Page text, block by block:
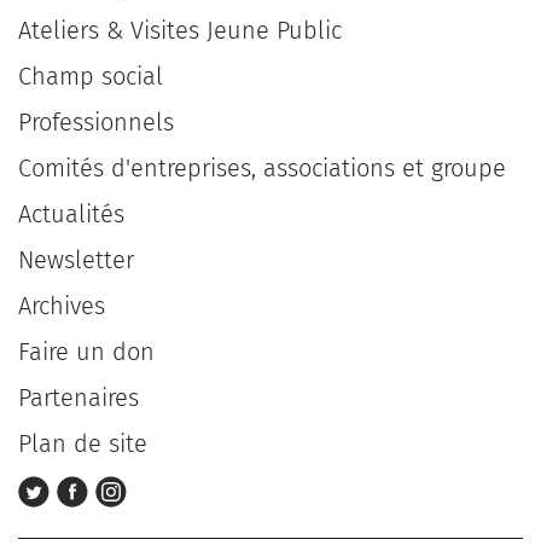
Ateliers & Visites Jeune Public
Champ social
Professionnels
Comités d'entreprises, associations et groupe
Actualités
Newsletter
Archives
Faire un don
Partenaires
Plan de site